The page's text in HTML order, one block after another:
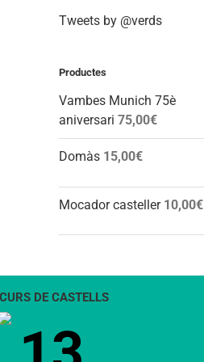
Tweets by @verds
Productes
Vambes Munich 75è
aniversari 75,00€
Domàs 15,00€
Mocador casteller 10,00€
DE CASTELLS